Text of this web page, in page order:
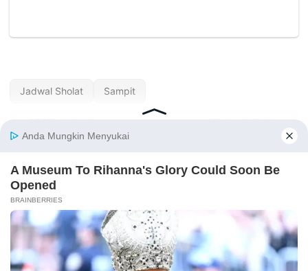
Jadwal Sholat Sampit
Jadwal Sholat
Sampang Hari Ini —
Agustus 2026
Jadwal Sholat
Sanggau Hari Ini —